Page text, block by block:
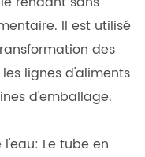
Il est utilisé
des
lignes d'aliments
d'emballage.
Le tube en